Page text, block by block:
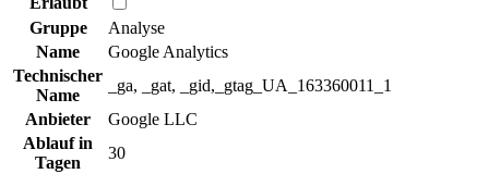
Gruppe
Analyse
Name
Google Analytics
Technischer
Name
_ga, _gat, _gid,_gtag_UA_163360011_1
Anbieter
Google LLC
Ablauf in
Tagen
30